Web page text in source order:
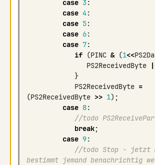
case 3:
case 4 :
case 5:
case 6:
case 7:
if (PINC & (1<<
PS2ReceivedByte
}
PS2ReceivedByte =
(PS2ReceivedByte >> 1);
case 8:
//todo
break;
case 9:
//todo Stop - jetzt
bestimmt jemand benachrichtig